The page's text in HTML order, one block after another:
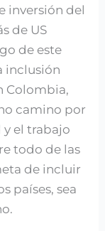
inversión del
de US
de este
inclusión
Colombia,
camino por
el trabajo
todo de las
de incluir
países, sea